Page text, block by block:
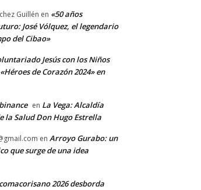
Guillén en «50 años
José Vólquez, el legendario
del Cibao»
Jesús con los Niños
de Corazón 2024» en
en La Vega: Alcaldía
la Salud Don Hugo Estrella
en Arroyo Gurabo: un
que surge de una idea
2026 desborda